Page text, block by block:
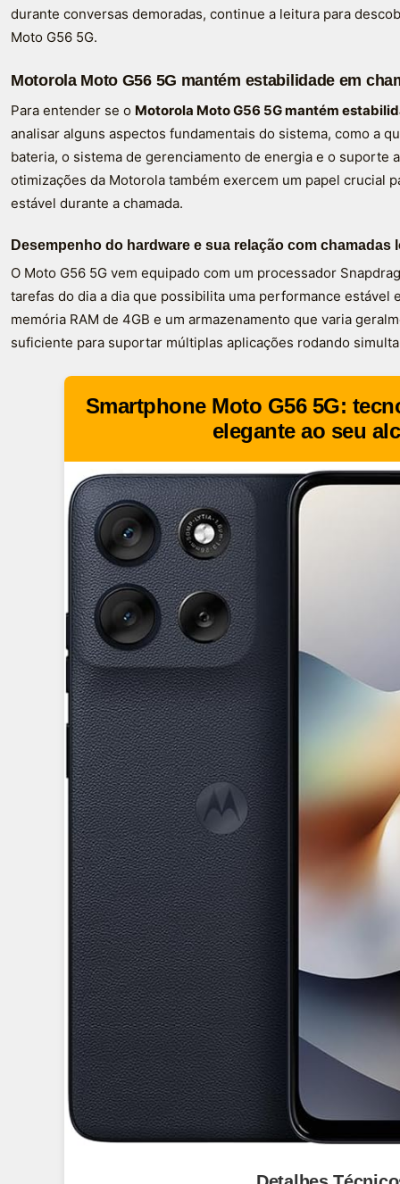
durante conversas demoradas, continue a leitura para
Moto G56 5G.
Motorola Moto G56 5G mantém estabilidade em
Para entender se o Motorola Moto G56 5G mantém
analisar alguns aspectos fundamentais do sistema, como a
bateria, o sistema de gerenciamento de energia e o suporte
otimizações da Motorola também exercem um papel crucial
estável durante a chamada.
Desempenho do hardware e sua relação com chamadas
O Moto G56 5G vem equipado com um processador
tarefas do dia a dia que possibilita uma performance estável
memória RAM de 4GB e um armazenamento que varia
suficiente para suportar múltiplas aplicações rodando
Smartphone Moto G56 5G:
elegante ao seu